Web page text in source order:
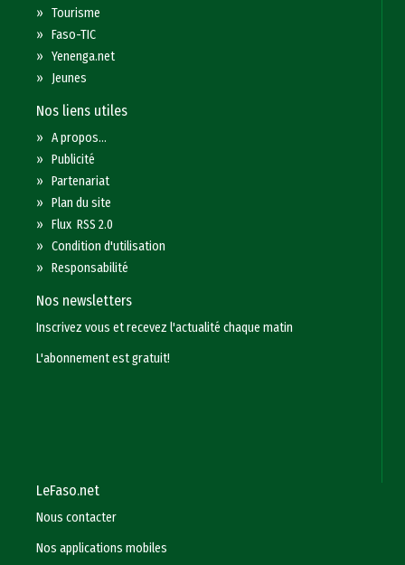
»Tourisme
»Faso-TIC
»Yenenga.net
» Jeunes
Nos liens utiles
»A propos...
»Publicité
»Partenariat
»Plan du site
»Flux RSS 2.0
»Condition d'utilisation
»Responsabilité
Nos newsletters
Inscrivez vous et recevez l'actualité chaque matin
L'abonnement est gratuit!
LeFaso.net
Nous contacter
Nos applications mobiles